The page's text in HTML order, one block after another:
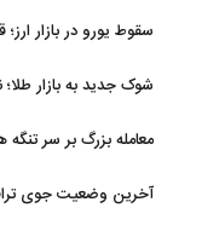
سقوط یورو در بازار ارز؛ قیمت دلار
شوک جدید به بازار طلا؛ نیم‌سکه ۹۵.۵
معامله بزرگ بر سر
آخرین وضعیت جوی